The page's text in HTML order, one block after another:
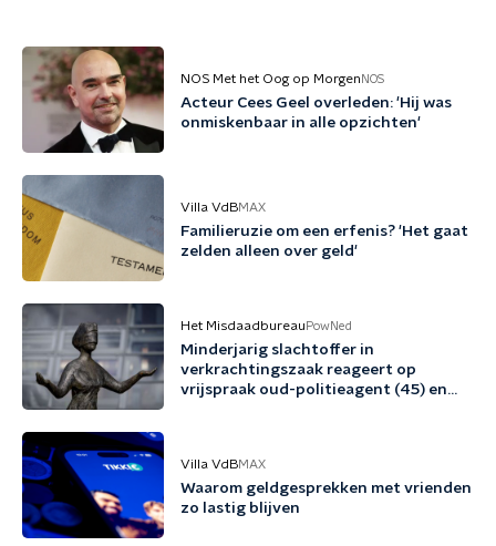
NOS Met het Oog op Morgen NOS
Acteur Cees Geel overleden: 'Hij was
onmiskenbaar in alle opzichten'
Villa VdBMAX
Familieruzie om een erfenis? 'Het gaat
zelden alleen over geld'
Het Misdaadbureau PowNed
Minderjarig slachtoffer in
verkrachtingszaak reageert op
vrijspraak oud-politieagent (45) en
Villa VdBMAX
Waarom geldgesprekken met vrienden
zo lastig blijven